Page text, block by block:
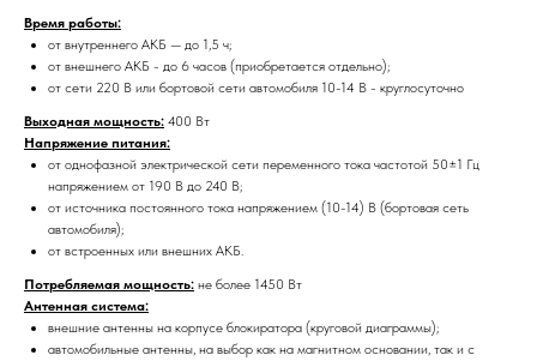
Время работы:
от внутреннего АКБ — до 1,5 ч;
от внешнего АКБ - до 6 часов (приобретается отдельно);
от сети 220 В или бортовой сети автомобиля 10-14 В - круглосуточно
Выходная мощность: 400 Вт
Напряжение питания:
от однофазной электрической сети переменного тока частотой 50±1 Гц
напряжением от 190 В до 240 В;
от источника постоянного тока напряжением (10-14) В (бортовая сеть
автомобиля);
от встроенных или внешних АКБ.
Потребляемая мощность: не более 1450 Вт
Антенная система:
внешние антенны на корпусе блокиратора (круговой диаграммы);
автомобильные антенны, на выбор как на магнитном основании, так и с